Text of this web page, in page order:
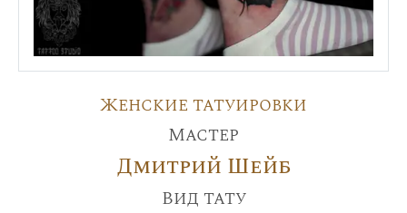
Женские татуировки
Мастер
Дмитрий Шейб
Вид тату